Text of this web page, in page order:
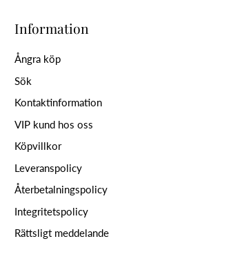
Information
Ångra köp
Sök
Kontaktinformation
VIP kund hos oss
Köpvillkor
Leveranspolicy
Återbetalningspolicy
Integritetspolicy
Rättsligt meddelande